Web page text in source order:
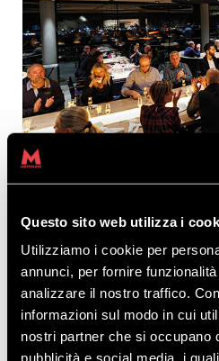
Questo sito web utilizza i
Utilizziamo i cookie per
annunci, per fornire
analizzare il nostro traffico.
informazioni sul modo in cui
nostri partner che si occupano
pubblicità e social media, i
IL KOSMO
Il Kosmo Taste the Mountain ti
ore 19.00. Potrai